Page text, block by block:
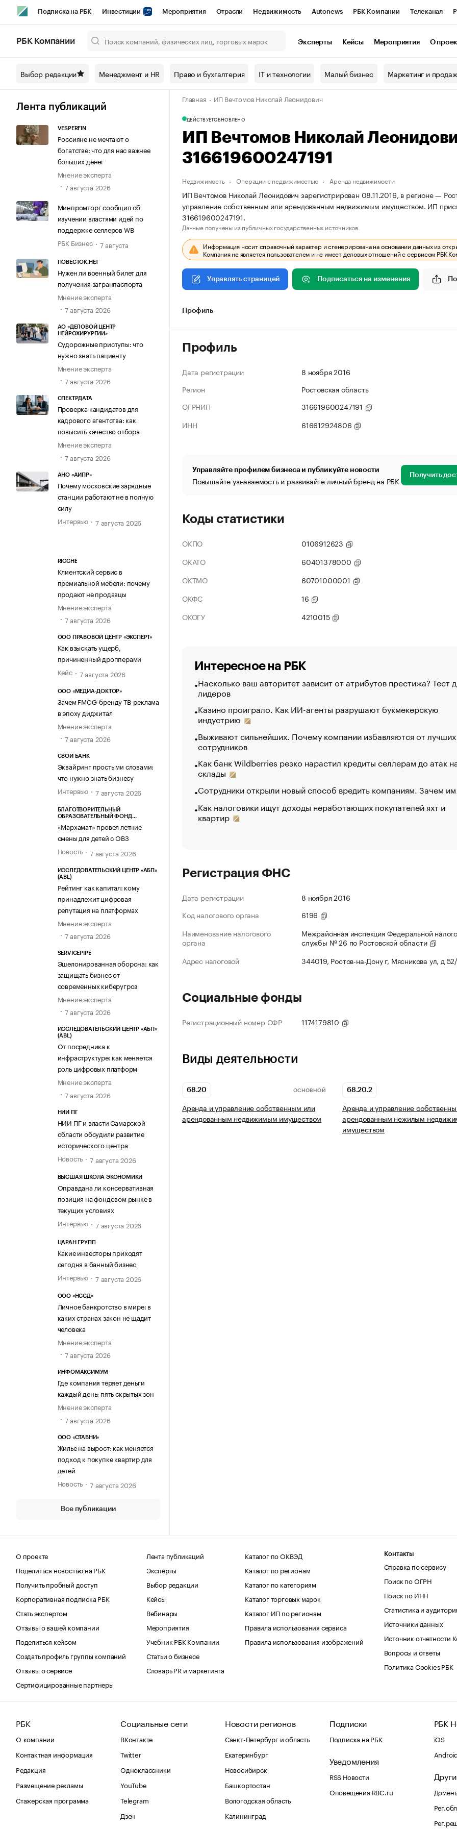
Подписка на РБК Инвестиции Мероприятия Отрасли Недвижимость Autonews РБК Компании Телеканал
Спецпроекты СПб Конференции СПб Спецпроекты Проверка контрагентов
Технологии и медиа Рынок наличной валюты
РБК Компании Эксперты Кейсы Мероприятия О
Выбор редакции Менеджмент и HR Право и бухгалтерия IT и технологии Малый бизнес Маркетинг и
Лента публикаций
VESPERFIN
Россияне не мечтают о
богатстве: что для нас важнее
больших денег
Мнение эксперта
7 августа 2026
Минпромторг сообщил об
изучении властями идей по
поддержке селлеров WB
РБК Бизнес
7 августа
ПОВЕСТОК.НЕТ
Нужен ли военный билет для
получения загранпаспорта
Мнение эксперта
7 августа 2026
АО «ДЕЛОВОЙ ЦЕНТР
НЕЙРОХИРУРГИИ»
Судорожные приступы: что
нужно знать пациенту
Мнение эксперта
7 августа 2026
СПЕКТРДАТА
Проверка кандидатов для
кадрового агентства: как
повысить качество отбора
Мнение эксперта
7 августа 2026
АНО «АИПР»
Почему московские зарядные
станции работают не в полную
силу
Интервью
7 августа 2026
RICCHE
Клиентский сервис в
премиальной мебели: почему
продают не продавцы
Мнение эксперта
7 августа 2026
ООО ПРАВОВОЙ ЦЕНТР «ЭКСПЕРТ»
Как взыскать ущерб,
причиненный дропперами
Кейс
7 августа 2026
ООО «МЕДИА-ДОКТОР»
Зачем FMCG-бренду ТВ-реклама
в эпоху диджитал
Мнение эксперта
7 августа 2026
СВОЙ БАНК
Эквайринг простыми словами:
что нужно знать бизнесу
Интервью
7 августа 2026
БЛАГОТВОРИТЕЛЬНЫЙ
ОБРАЗОВАТЕЛЬНЫЙ ФОНД
«Мархамат» провел летние
смены для детей с ОВЗ
Новость
7 августа 2026
ИССЛЕДОВАТЕЛЬСКИЙ ЦЕНТР «АБП»
(ABL)
Рейтинг как капитал: кому
принадлежит цифровая
репутация на платформах
Мнение эксперта
7 августа 2026
SERVICEPIPE
Эшелонированная оборона: как
защищать бизнес от
современных киберугроз
Мнение эксперта
7 августа 2026
ИССЛЕДОВАТЕЛЬСКИЙ ЦЕНТР «АБП»
(ABL)
От посредника к
инфраструктуре: как меняется
роль цифровых платформ
Мнение эксперта
7 августа 2026
НИИ ПГ
НИИ ПГ и власти Самарской
области обсудили развитие
исторического центра
Новость
7 августа 2026
ВЫСШАЯ ШКОЛА ЭКОНОМИКИ
Оправдана ли консервативная
позиция на фондовом рынке в
текущих условиях
Интервью
7 августа 2026
ЦАРАН ГРУПП
Какие инвесторы приходят
сегодня в банный бизнес
Интервью
7 августа 2026
ООО «НССД»
Личное банкротство в мире: в
каких странах закон не щадит
человека
Мнение эксперта
7 августа 2026
ИНФОМАКСИМУМ
Где компания теряет деньги
каждый день: пять скрытых зон
Мнение эксперта
7 августа 2026
ООО «СТАВНИ»
Жилье на вырост: как меняется
подход к покупке квартир для
детей
Новость
7 августа 2026
Все публикации
Главная ИП Вечтомов Николай Леонидович
ДЕЙСТВУЕТОБНОВЛЕНО
ИП Вечтомов Николай
316619600247191
Недвижимость Операции с недвижимостью Аренда недвижимости
ИП Вечтомов Николай Леонидович зарегистрирован 08.11.2016, в регионе —
управление собственным или арендованным недвижимым имуществом. ИП
316619600247191.
Данные получены из публичных государственных источников.
Информация носит справочный характер и сгенерирована на основании данных из
Компания не является пользователем и не имеет деловых отношений с сервисом РБК
Управлять страницей Подписаться на изменения
Профиль
Профиль
Дата регистрации
8 ноября 2016
Регион
Ростовская область
ОГРНИП
316619600247191
ИНН
616612924806
Управляйте профилем бизнеса и публикуйте новости
Повышайте узнаваемость и развивайте личный бренд на РБК Получить
Коды статистики
ОКПО
0106912623
ОКАТО
60401378000
ОКТМО
60701000001
ОКФС
16
ОКОГУ
4210015
Интересное на РБК
Насколько ваш авторитет зависит от атрибутов престижа? Тест
лидеров
Казино проиграло. Как ИИ-агенты разрушают букмекерскую
индустрию
Выживают сильнейших. Почему компании избавляются от лучших
сотрудников
Как банк Wildberries резко нарастил кредиты селлерам до атак
склады
Сотрудники открыли новый способ вредить компаниям. Зачем
Как налоговики ищут доходы неработающих покупателей яхт и
квартир
Регистрация ФНС
Дата регистрации
8 ноября 2016
Код налогового органа
6196
Наименование налогового
органа
Межрайонная инспекция Федеральной
службы № 26 по Ростовской области
Адрес налоговой
344019, Ростов-на-Дону г, Мясникова ул, д
Социальные фонды
Регистрационный номер СФР 1174179810
Виды деятельности
68.20 ОСНОВНОЙ
Аренда и управление собственным или
арендованным недвижимым имуществом
68.20.2
Аренда и управление
арендованным нежилым
имуществом
О проекте
Поделиться новостью на РБК
Получить пробный доступ
Корпоративная подписка РБК
Стать экспертом
Отзывы о вашей компании
Поделиться кейсом
Создать профиль группы компаний
Отзывы о сервисе
Сертифицированные партнеры
Лента публикаций
Эксперты
Выбор редакции
Кейсы
Вебинары
Мероприятия
Учебник РБК Компании
Статьи о бизнесе
Словарь PR и маркетинга
Каталог по ОКВЭД
Каталог по регионам
Каталог по категориям
Каталог торговых марок
Каталог ИП по регионам
Правила использования сервиса
Правила использования изображений
Контакты
Справка по сервису
Поиск по ОГРН
Поиск по ИНН
Статистика и
Источники данных
Источник отчетности
Вопросы и ответы
Политика Cookies РБК
РБК
О компании
Контактная информация
Редакция
Размещение рекламы
Стажерская программа
Социальные сети
ВКонтакте
Twitter
Одноклассники
YouTube
Telegram
Дзен
Новости регионов
Санкт-Петербург и область
Екатеринбург
Новосибирск
Башкортостан
Вологодская область
Калининград
Подписки
Подписка на РБК
Уведомления
RSS Новости
Оповещения RBC.ru
РБК
iOS